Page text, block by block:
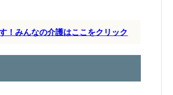
！みんなの介護はここをクリック